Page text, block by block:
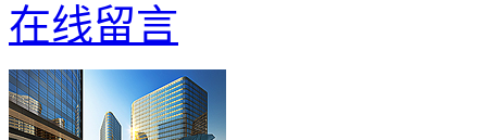
在线留言